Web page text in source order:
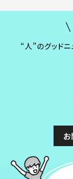
“人”のグッド